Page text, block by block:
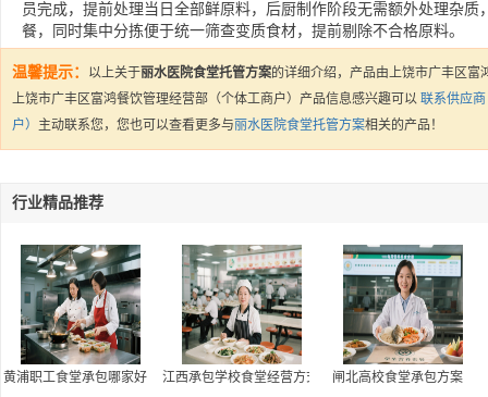
员完成，提前处理当日全部鲜原料，后厨制作阶段无需额外处理杂
餐，同时集中分拣便于统一筛查变质食材，提前剔除不合格原料。
温馨提示： 以上关于丽水医院食堂托管方案的详细介绍，产品由上饶市广丰区
上饶市广丰区富鸿餐饮管理经营部（个体工商户）产品信息感兴趣可以 联系供应商
户） 主动联系您，您也可以查看更多与丽水医院食堂托管方案相关的产品！
行业精品推荐
黄浦职工食堂承包哪家好 江西承包学校食堂经营方式 闸北高校食堂承包方案